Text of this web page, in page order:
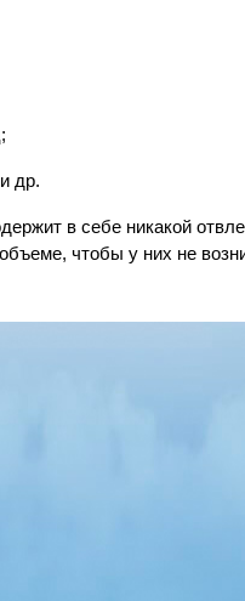
др.
в себе никакой
чтобы у них не